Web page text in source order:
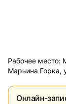
Рабочее место:
Марьина Горка,
Онлайн-